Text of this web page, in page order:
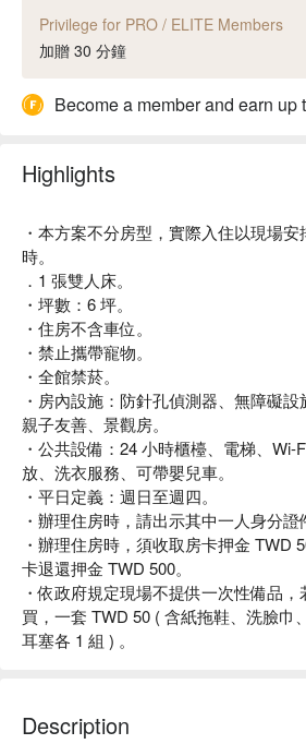
Privilege for PRO / ELITE Members
加贈 30 分鐘
Become a member and earn up
Highlights
・本方案不分房型，實際入住以現場
時。
．1 張雙人床。
・坪數：6 坪。
・住房不含車位。
・禁止攜帶寵物。
・全館禁菸。
・房內設施：防針孔偵測器、無障礙設
親子友善、景觀房。
・公共設備：24 小時櫃檯、電梯、
放、洗衣服務、可帶嬰兒車。
・平日定義：週日至週四。
・辦理住房時，請出示其中一人身分證
・辦理住房時，須收取房卡押金 TWD
卡退還押金 TWD 500。
・依政府規定現場不提供一次性備品
買，一套 TWD 50 ( 含紙拖鞋、洗臉巾
耳塞各 1 組 ) 。
Description